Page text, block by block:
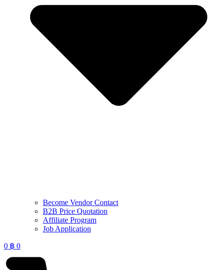
Become Vendor Contact
B2B Price Quotation
Affiliate Program
Job Application
0 ฿ 0